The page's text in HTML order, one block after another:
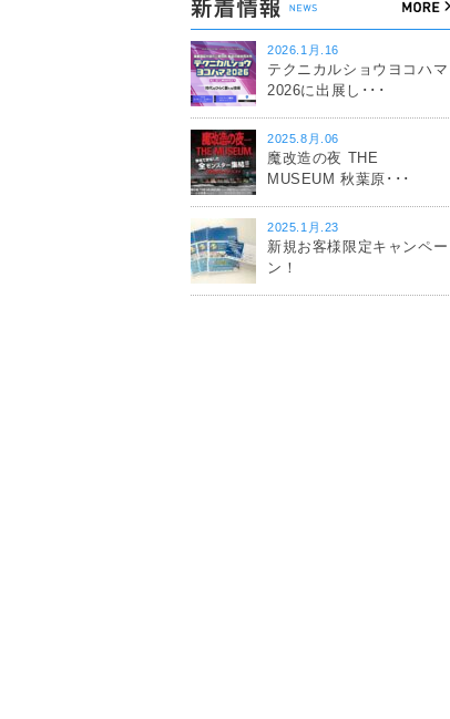
2026.1月.16
テクニカルショウヨコハマ
2026に出展し･･･
2025.8月.06
魔改造の夜 THE
MUSEUM 秋葉原･･･
2025.1月.23
新規お客様限定キャンペー
ン！